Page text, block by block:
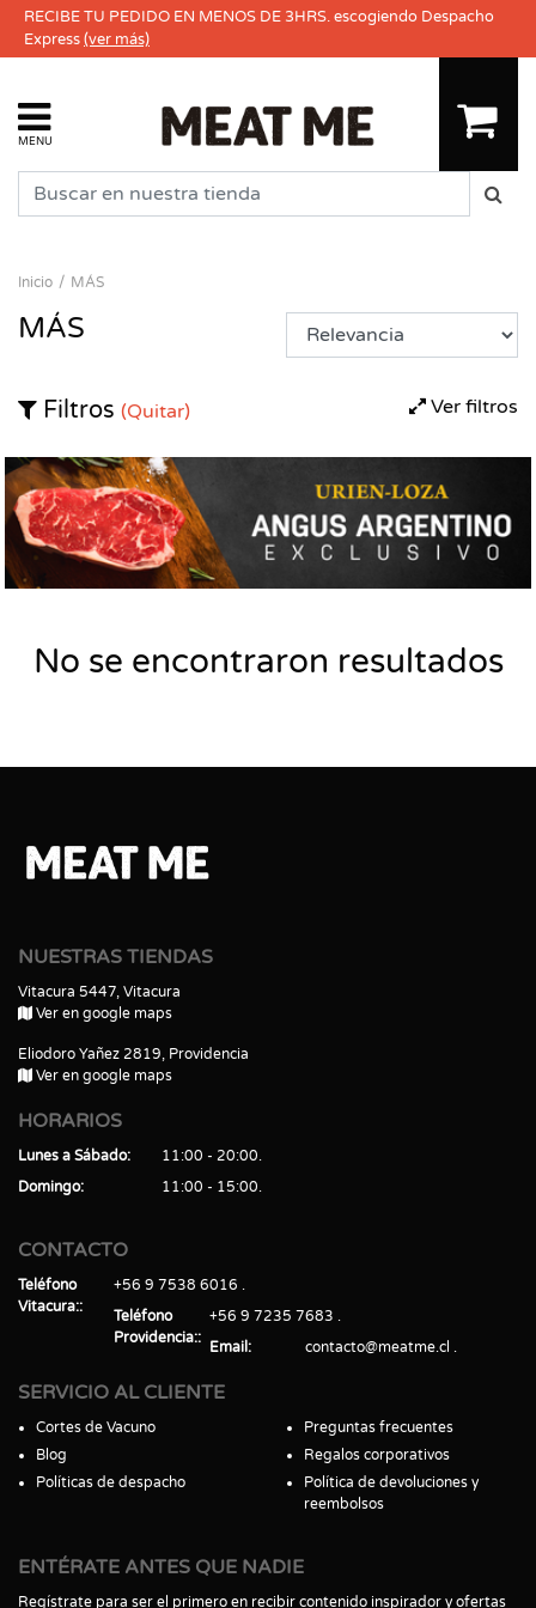
RECIBE TU PEDIDO EN MENOS DE 3HRS. escogiendo Despacho
Express(ver más)
MENU
Inicio MÁS
MÁS
Ver filtros
Filtros (Quitar)
No se encontraron resultados
NUESTRAS TIENDAS
Vitacura 5447, Vitacura
Ver en google maps
Eliodoro Yañez 2819, Providencia
Ver en google maps
HORARIOS
Lunes a Sábado
11:00 - 20:00
Domingo
11:00 - 15:00
CONTACTO
Teléfono
Vitacura:
+56 9 7538 6016
Teléfono
Providencia:
+56 9 7235 7683
Email
contacto@meatme.cl
SERVICIO AL CLIENTE
Cortes de Vacuno
Blog
Políticas de despacho
Preguntas frecuentes
Regalos corporativos
Política de devoluciones y
reembolsos
ENTÉRATE ANTES QUE NADIE
Regístrate para ser el primero en recibir contenido inspirador y ofertas